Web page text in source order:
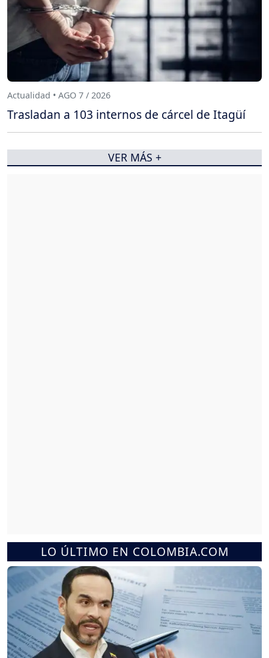
LO ÚLTIMO EN COLOMBIA.COM
Actualidad • AGO 7 / 2026
Trasladan a 103 internos de cárcel de Itagüí
VER MÁS +